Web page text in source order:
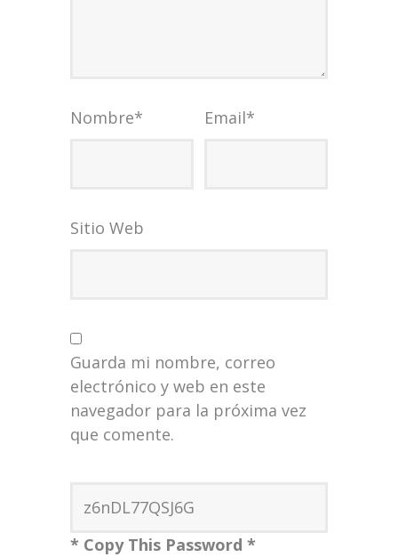
Nombre* Email*
Sitio Web
Guarda mi nombre, correo
electrónico y web en este
navegador para la próxima vez
que comente.
* Copy This Password *